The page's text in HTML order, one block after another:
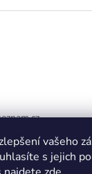
vašeho
s jejich
Pá 8-16)